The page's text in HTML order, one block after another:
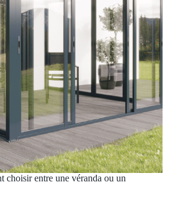
choisir entre une véranda ou un